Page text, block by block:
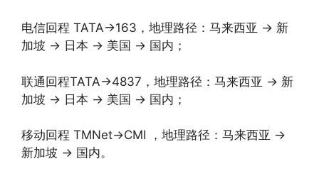
电信回程 TATA->163，地理路径：马来西亚 -> 新
加坡 -> 日本 -> 美国 -> 国内；
联通回程TATA->4837，地理路径：马来西亚 -> 新
加坡 -> 日本 -> 美国 -> 国内；
移动回程 TMNet->CMI ，地理路径：马来西亚 ->
新加坡 -> 国内。